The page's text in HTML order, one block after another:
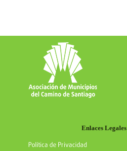
Enlaces Legales
Política de Privacidad